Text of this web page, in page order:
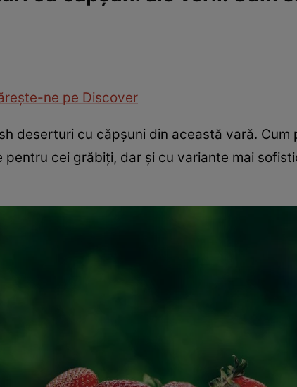
ne pe Discover
deserturi cu căpșuni din această vară. Cum
cei grăbiți, dar și cu variante mai